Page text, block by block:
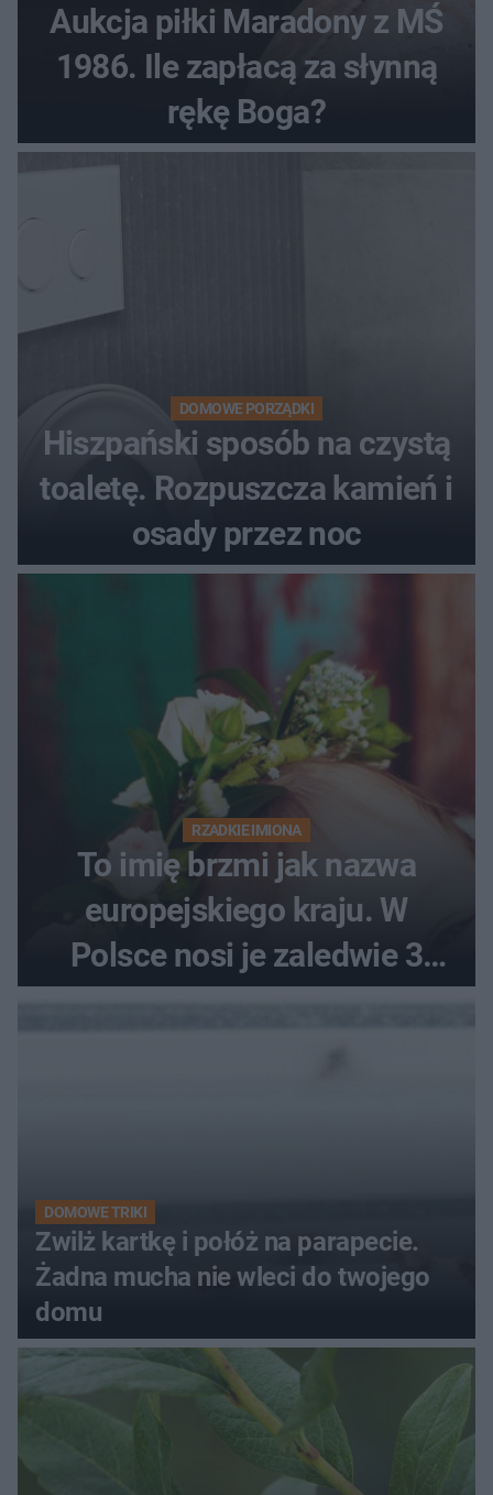
Aukcja piłki Maradony z MŚ
1986. Ile zapłacą za słynną
rękę Boga?
DOMOWE PORZĄDKI
Hiszpański sposób na czystą
toaletę. Rozpuszcza kamień i
osady przez noc
RZADKIE IMIONA
To imię brzmi jak nazwa
europejskiego kraju. W
Polsce nosi je zaledwie 3
kobiety
DOMOWE TRIKI
Zwilż kartkę i połóż na parapecie.
Żadna mucha nie wleci do twojego
domu